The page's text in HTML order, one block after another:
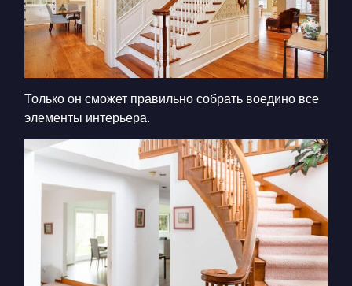
Только он сможет правильно собрать воедино все
элементы интерьера.